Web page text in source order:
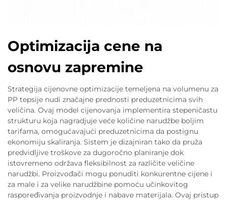
Optimizacija cene na
osnovu zapremine
Strategija cijenovne optimizacije temeljena na volumenu za
PP tepsije nudi značajne prednosti preduzetnicima svih
veličina. Ovaj model cijenovanja implementira stepeničastu
strukturu koja nagradjuje veće količine narudžbe boljim
tarifama, omogućavajući preduzetnicima da postignu
ekonomiju skaliranja. Sistem je dizajniran tako da pruža
predvidljive troškove za dugoročno planiranje dok
istovremeno održava fleksibilnost za različite veličine
narudžbi. Proizvođači mogu ponuditi konkurentne cijene i
za male i za velike narudžbine pomoću učinkovitog
raspoređivanja proizvodnje i nabave materijala. Ovaj pristup